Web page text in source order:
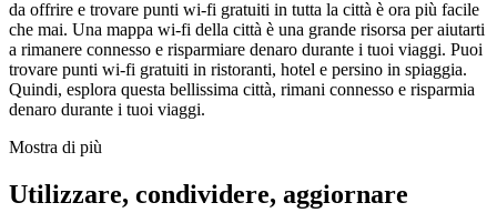
da offrire e trovare punti wi-fi gratuiti in tutta la città è ora più facile
che mai. Una mappa wi-fi della città è una grande risorsa per aiutarti
a rimanere connesso e risparmiare denaro durante i tuoi viaggi. Puoi
trovare punti wi-fi gratuiti in ristoranti, hotel e persino in spiaggia.
Quindi, esplora questa bellissima città, rimani connesso e risparmia
denaro durante i tuoi viaggi.
Mostra di più
Utilizzare, condividere, aggiornare